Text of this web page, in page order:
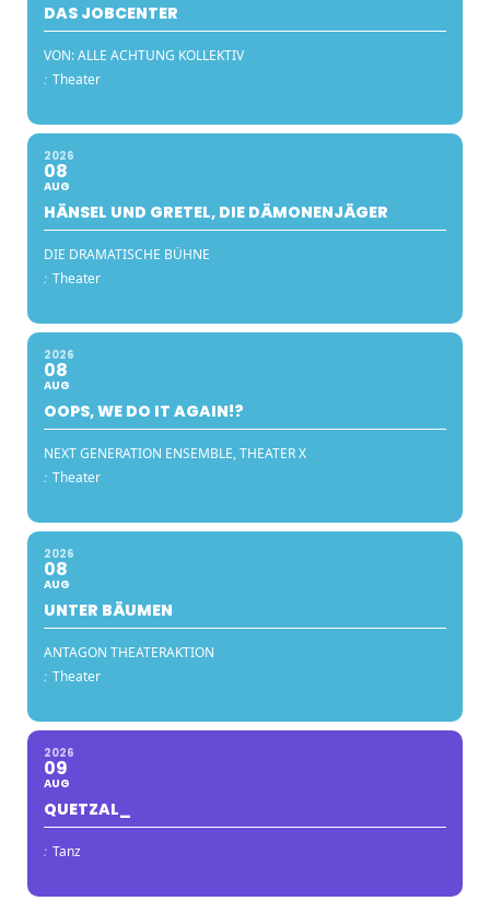
DAS JOBCENTER
VON: ALLE ACHTUNG KOLLEKTIV
: Theater
2026
08
AUG
HÄNSEL UND GRETEL, DIE DÄMONENJÄGER
DIE DRAMATISCHE BÜHNE
: Theater
2026
08
AUG
OOPS, WE DO IT AGAIN!?
NEXT GENERATION ENSEMBLE, THEATER X
: Theater
2026
08
AUG
UNTER BÄUMEN
ANTAGON THEATERAKTION
: Theater
2026
09
AUG
QUETZAL_
: Tanz